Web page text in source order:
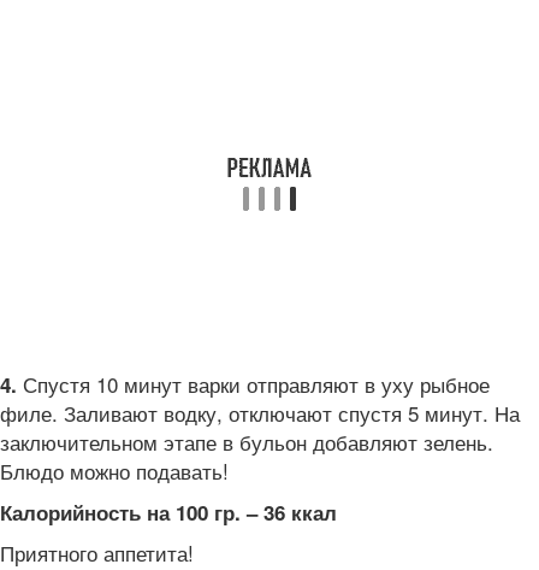
4. Спустя 10 минут варки отправляют в уху рыбное
филе. Заливают водку, отключают спустя 5 минут. На
заключительном этапе в бульон добавляют зелень.
Блюдо можно подавать!
Калорийность на 100 гр. – 36 ккал
Приятного аппетита!